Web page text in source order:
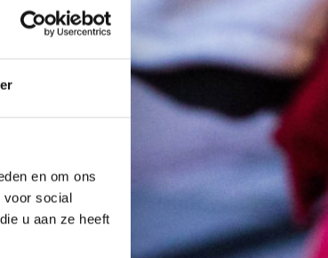
en om ons
voor social
u aan ze heeft